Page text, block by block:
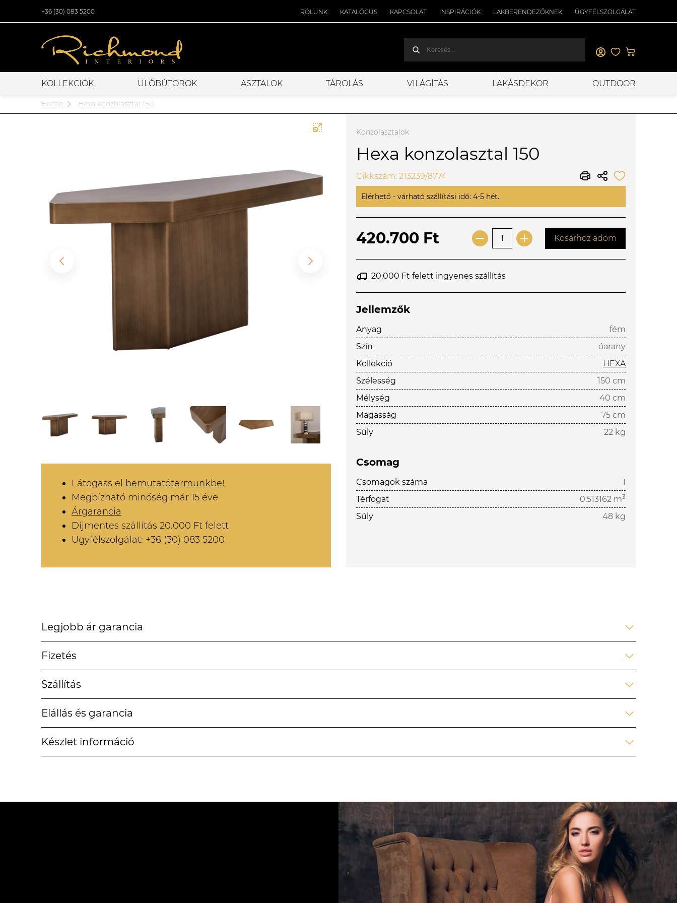
+36 (30) 083 5200 RÓLUNK KATALÓGUS KAPCSOLAT INSPIRÁCIÓK LAKBERENDEZŐKNEK ÜGYFÉLSZOLGÁLAT
KOLLEKCIÓK ÜLŐBÚTOROK ASZTALOK TÁROLÁS VILÁGÍTÁS LAKÁSDEKOR OUTDOOR
Home Hexa konzolasztal 150
Látogass el bemutatótermünkbe!
Megbízható minőség már 15 éve
Árgarancia
Díjmentes szállítás 20.000 Ft felett
Ügyfélszolgálat: +36 (30) 083 5200
Konzolasztalok
Hexa konzolasztal 150
Cikkszám: 213239/8774
Elérhető - várható szállítási idő: 4-5 hét.
420.700 Ft Kosárhoz adom
20.000 Ft felett ingyenes szállítás
Jellemzők
Anyag
fém
Szín
óarany
Kollekció
HEXA
Szélesség
150 cm
Mélység
40 cm
Magasság
75 cm
Súly
22 kg
Csomag
Csomagok száma
1
Térfogat
0.513162 m3
Súly 48 kg
Legjobb ár garancia
Fizetés
Szállítás
Elállás és garancia
Készlet információ